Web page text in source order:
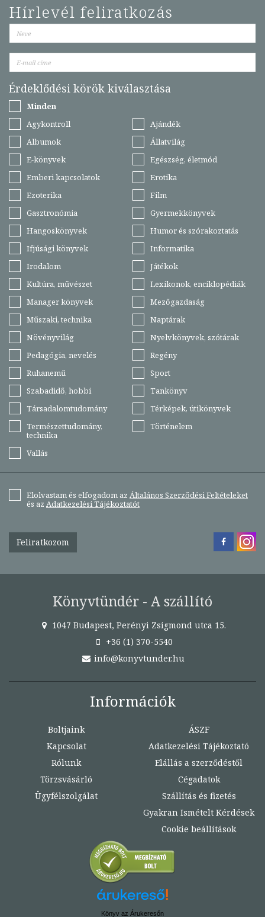
Hírlevél feliratkozás
Érdeklődési körök kiválasztása
Minden
Agykontroll
Ajándék
Albumok
Állatvilág
E-könyvek
Egészség, életmód
Emberi kapcsolatok
Erotika
Ezoterika
Film
Gasztronómia
Gyermekkönyvek
Hangoskönyvek
Humor és szórakoztatás
Ifjúsági könyvek
Informatika
Irodalom
Játékok
Kultúra, művészet
Lexikonok, enciklopédiák
Manager könyvek
Mezőgazdaság
Műszaki, technika
Naptárak
Növényvilág
Nyelvkönyvek, szótárak
Pedagógia, nevelés
Regény
Ruhanemű
Sport
Szabadidő, hobbi
Tankönyv
Társadalomtudomány
Térképek, útikönyvek
Természettudomány,
technika
Történelem
Vallás
Elolvastam és elfogadom az Általános Szerződési Feltételeket
és az Adatkezelési Tájékoztatót
Feliratkozom
Könyvtündér - A szállító
1047 Budapest, Perényi Zsigmond utca 15.
+36 (1) 370-5540
info@konyvtunder.hu
Információk
Boltjaink
Kapcsolat
Rólunk
Törzsvásárló
Ügyfélszolgálat
ÁSZF
Adatkezelési Tájékoztató
Elállás a szerződéstől
Cégadatok
Szállítás és fizetés
Gyakran Ismételt Kérdések
Cookie beállítások
Könyv az Árukeresőn